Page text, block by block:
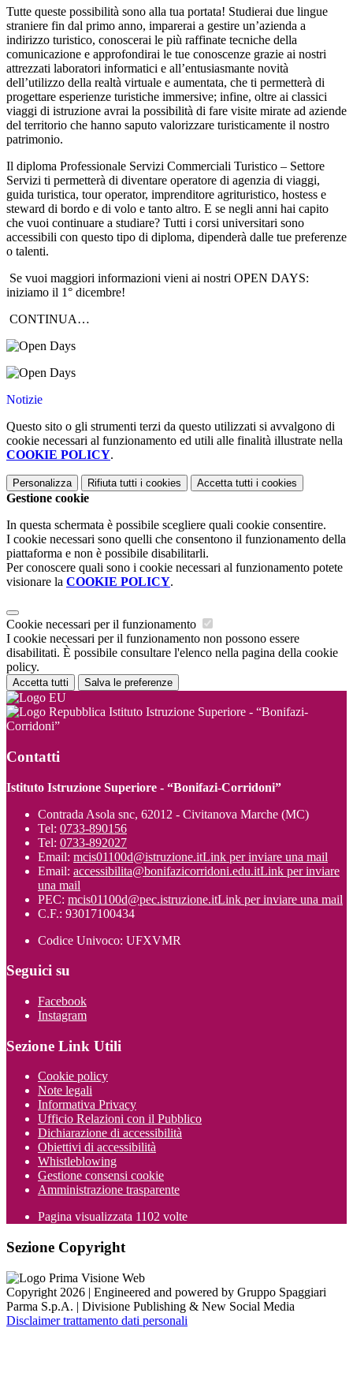
Tutte queste possibilità sono alla tua portata! Studierai due lingue
straniere fin dal primo anno, imparerai a gestire un’azienda a
indirizzo turistico, conoscerai le più raffinate tecniche della
comunicazione e approfondirai le tue conoscenze grazie ai nostri
attrezzati laboratori informatici e all’entusiasmante novità
dell’utilizzo della realtà virtuale e aumentata, che ti permetterà di
progettare esperienze turistiche immersive; infine, oltre ai classici
viaggi di istruzione avrai la possibilità di fare visite mirate ad aziende
del territorio che hanno saputo valorizzare turisticamente il nostro
patrimonio.
Il diploma Professionale Servizi Commerciali Turistico – Settore
Servizi ti permetterà di diventare operatore di agenzia di viaggi,
guida turistica, tour operator, imprenditore agrituristico, hostess e
steward di bordo e di volo e tanto altro. E se negli anni hai capito
che vuoi continuare a studiare? Tutti i corsi universitari sono
accessibili con questo tipo di diploma, dipenderà dalle tue preferenze
o talenti.
Se vuoi maggiori informazioni vieni ai nostri OPEN DAYS:
iniziamo il 1° dicembre!
CONTINUA…
Notizie
Questo sito o gli strumenti terzi da questo utilizzati si avvalgono di
cookie necessari al funzionamento ed utili alle finalità illustrate nella
COOKIE POLICY.
Personalizza Rifiuta tutti i cookies Accetta tutti i cookies
Gestione cookie
In questa schermata è possibile scegliere quali cookie consentire.
I cookie necessari sono quelli che consentono il funzionamento della
piattaforma e non è possibile disabilitarli.
Per conoscere quali sono i cookie necessari al funzionamento potete
visionare la COOKIE POLICY.
Cookie necessari per il funzionamento
I cookie necessari per il funzionamento non possono essere
disabilitati. È possibile consultare l'elenco nella pagina della cookie
policy.
Accetta tutti Salva le preferenze
Istituto Istruzione Superiore - “Bonifazi-
Corridoni”
Contatti
Istituto Istruzione Superiore - “Bonifazi-Corridoni”
Contrada Asola snc, 62012 - Civitanova Marche (MC)
Tel: 0733-890156
Tel: 0733-892027
Email: mcis01100d@istruzione.itLink per inviare una mail
Email: accessibilita@bonifazicorridoni.edu.itLink per inviare
una mail
PEC: mcis01100d@pec.istruzione.itLink per inviare una mail
C.F.: 93017100434
Codice Univoco: UFXVMR
Seguici su
Facebook
Instagram
Sezione Link Utili
Cookie policy
Note legali
Informativa Privacy
Ufficio Relazioni con il Pubblico
Dichiarazione di accessibilità
Obiettivi di accessibilità
Whistleblowing
Gestione consensi cookie
Amministrazione trasparente
Pagina visualizzata 1102 volte
Sezione Copyright
Copyright 2026 | Engineered and powered by Gruppo Spaggiari
Parma S.p.A. | Divisione Publishing & New Social Media
Disclaimer trattamento dati personali